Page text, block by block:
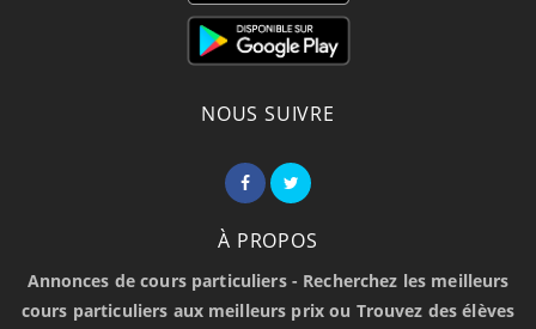
NOUS SUIVRE
À PROPOS
Annonces de cours particuliers - Recherchez les meilleurs
cours particuliers aux meilleurs prix ou Trouvez des élèves